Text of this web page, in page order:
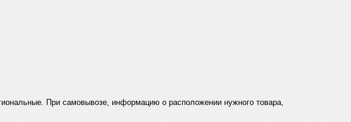
При самовывозе, информацию о расположении нужного товара,